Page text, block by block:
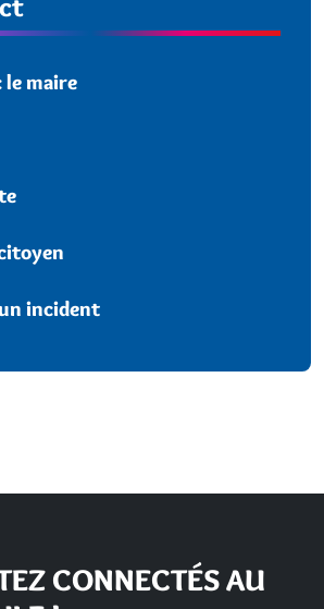
le maire
incident
CONNECTÉS AU